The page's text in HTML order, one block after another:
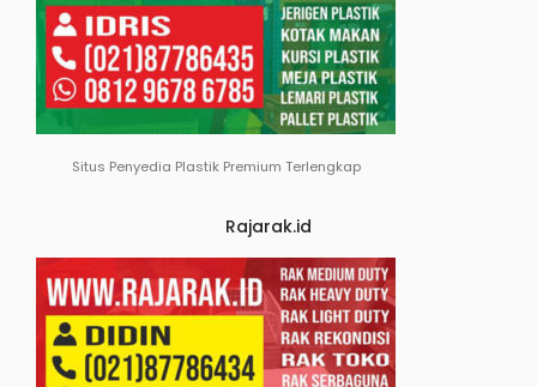
Situs Penyedia Plastik Premium Terlengkap
Rajarak.id